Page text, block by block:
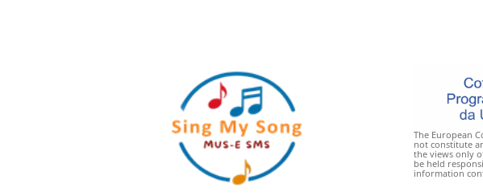
The European
not constitute
the views only
be held
information